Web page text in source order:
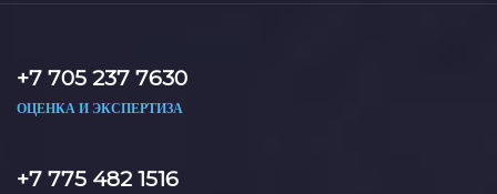
+7 705 237 7630
ОЦЕНКА И ЭКСПЕРТИЗА
+7 775 482 1516